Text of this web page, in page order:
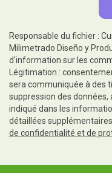
Responsable du fichier :
Milimetrado Diseño y
d'information sur les
Légitimation :
sera communiquée à des
suppression des
indiqué dans les
détaillées
de confidentialité et de